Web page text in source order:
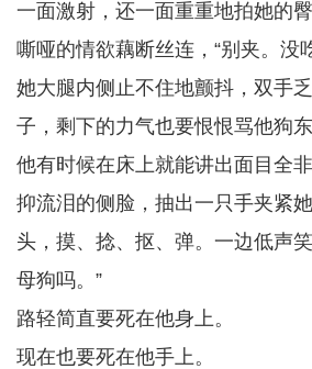
一面激射，还一面重重地拍她的
嘶哑的情欲藕断丝连，“别夹。没
她大腿内侧止不住地颤抖，双手
子，剩下的力气也要恨恨骂他狗东
他有时候在床上就能讲出面目全
抑流泪的侧脸，抽出一只手夹紧
头，摸、捻、抠、弹。一边低声
母狗吗。”
路轻简直要死在他身上。
现在也要死在他手上。